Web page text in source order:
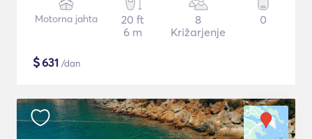
Motorna jahta
20 ft
6 m
8
Križarjenje
0
$631 /dan